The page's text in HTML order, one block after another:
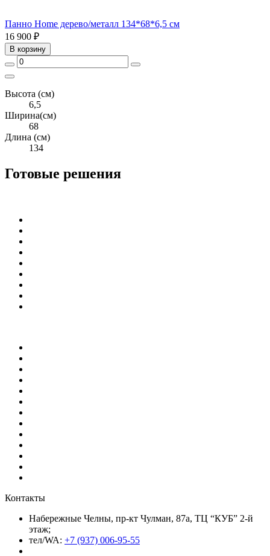
Панно Home дерево/металл 134*68*6,5 см
16 900 ₽
В корзину
Высота (см)
6,5
Ширина(см)
68
Длина (см)
134
Готовые решения
Контакты
Набережные Челны, пр-кт Чулман, 87а, ТЦ “КУБ” 2-й
этаж;
тел/WA: +7 (937) 006-95-55